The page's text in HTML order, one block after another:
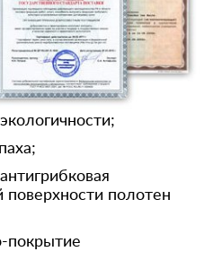
поверхности полотен
покрытие